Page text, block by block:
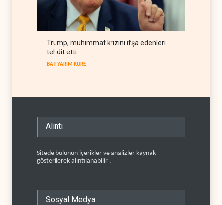
Trump, mühimmat krizini ifşa edenleri
tehdit etti
BATI YARIM KÜRE
Alıntı
Sitede bulunun içerikler ve analizler kaynak
gösterilerek alıntılanabilir .
Sosyal Medya